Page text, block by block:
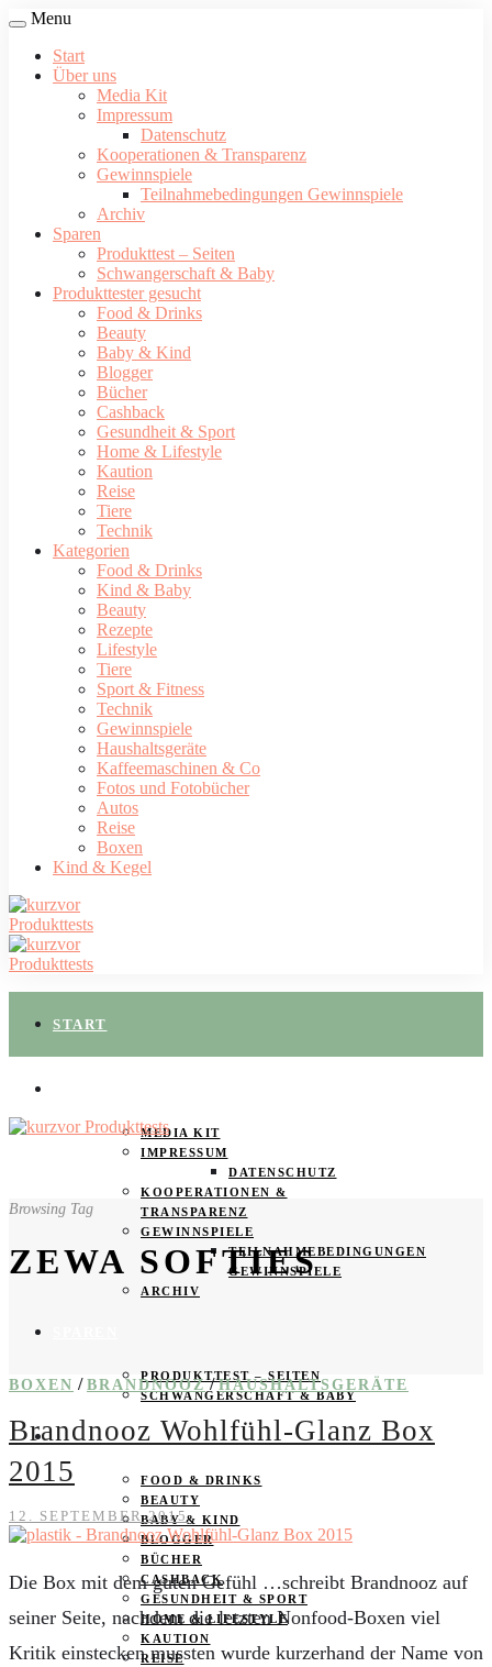
Menu
Start
Über uns
Media Kit
Impressum
Datenschutz
Kooperationen & Transparenz
Gewinnspiele
Teilnahmebedingungen Gewinnspiele
Archiv
Sparen
Produkttest – Seiten
Schwangerschaft & Baby
Produkttester gesucht
Food & Drinks
Beauty
Baby & Kind
Blogger
Bücher
Cashback
Gesundheit & Sport
Home & Lifestyle
Kaution
Reise
Tiere
Technik
Kategorien
Food & Drinks
Kind & Baby
Beauty
Rezepte
Lifestyle
Tiere
Sport & Fitness
Technik
Gewinnspiele
Haushaltsgeräte
Kaffeemaschinen & Co
Fotos und Fotobücher
Autos
Reise
Boxen
Kind & Kegel
START
MEDIA KIT
IMPRESSUM
DATENSCHUTZ
KOOPERATIONEN &
TRANSPARENZ
GEWINNSPIELE
TEILNAHMEBEDINGUNGEN
GEWINNSPIELE
ARCHIV
PRODUKTTEST – SEITEN
SCHWANGERSCHAFT & BABY
PRODUKTTESTER GESUCHT
FOOD & DRINKS
BEAUTY
BABY & KIND
BLOGGER
BÜCHER
CASHBACK
GESUNDHEIT & SPORT
HOME & LIFESTYLE
KAUTION
REISE
Browsing Tag
ZEWA SOFTIES
BOXEN / BRANDNOOZ / HAUSHALTSGERÄTE
Brandnooz Wohlfühl-Glanz Box
2015
12. SEPTEMBER 2015
Die Box mit dem guten Gefühl …schreibt Brandnooz auf
seiner Seite, nachdem die letzten Nonfood-Boxen viel
Kritik einstecken mussten wurde kurzerhand der Name von